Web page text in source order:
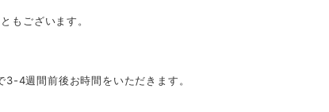
もございます。
4週間前後お時間をいただきます。